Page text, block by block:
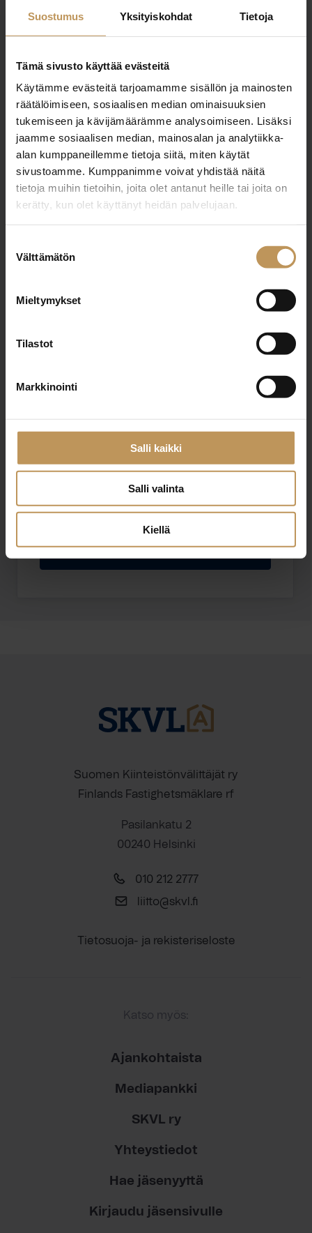
Suostumus Yksityiskohdat Tietoja
Tämä sivusto käyttää evästeitä
Käytämme evästeitä tarjoamamme sisällön ja mainosten
räätälöimiseen, sosiaalisen median ominaisuuksien
tukemiseen ja kävijämäärämme analysoimiseen. Lisäksi
jaamme sosiaalisen median, mainosalan ja analytiikka-
alan kumppaneillemme tietoja siitä, miten käytät
sivustoamme. Kumppanimme voivat yhdistää näitä
tietoja muihin tietoihin, joita olet antanut heille tai joita on
kerätty, kun olet käyttänyt heidän palvelujaan.
valinta
Välttämätön
Mieltymykset
Tilastot
Markkinointi
Salli kaikki
Salli valinta
Kiellä
0403564787
"*" näyttää pakolliset kentät
Aihe
Sähköposti
Suomen Kiinteistönvälittäjät ry
Finlands Fastighetsmäklare rf
Pasilankatu 2
00240 Helsinki
010 212 2777
liitto@skvl.fi
Tietosuoja- ja rekisteriseloste
Katso myös:
Ajankohtaista
Mediapankki
SKVL ry
Yhteystiedot
Hae jäsenyyttä
Kirjaudu jäsensivulle